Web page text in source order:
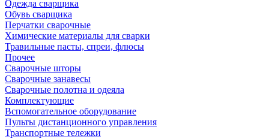
Одежда сварщика
Обувь сварщика
Перчатки сварочные
Химические материалы для сварки
Травильные пасты, спреи, флюсы
Прочее
Сварочные шторы
Сварочные занавесы
Сварочные полотна и одеяла
Комплектующие
Вспомогательное оборудование
Пульты дистанционного управления
Транспортные тележки